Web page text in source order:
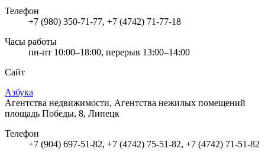
Телефон
+7 (980) 350-71-77, +7 (4742) 71-77-18
Часы работы
пн-пт 10:00–18:00, перерыв 13:00–14:00
Сайт
Азбука
Агентства недвижимости, Агентства нежилых помещений
площадь Победы, 8, Липецк
Телефон
+7 (904) 697-51-82, +7 (4742) 75-51-82, +7 (4742) 71-51-82